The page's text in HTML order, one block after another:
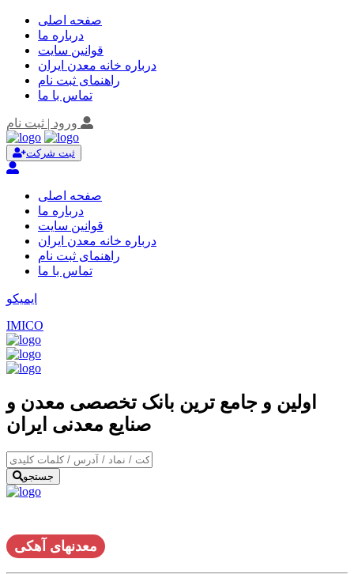
صفحه اصلی
درباره ما
قوانین سایت
درباره خانه معدن ایران
راهنمای ثبت نام
تماس با ما
ورود | ثبت نام
ثبت شرکت
صفحه اصلی
درباره ما
قوانین سایت
درباره خانه معدن ایران
راهنمای ثبت نام
تماس با ما
ایمیکو
IMICO
اولین و جامع ترین بانک تخصصی معدن و
صنایع معدنی ایران
جستجو
معدنهای آهکی